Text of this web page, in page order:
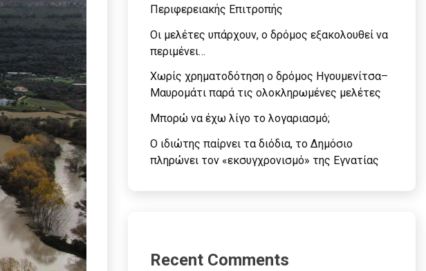
Περιφερειακής Επιτροπής
Οι μελέτες υπάρχουν, ο δρόμος εξακολουθεί να
περιμένει…
Χωρίς χρηματοδότηση ο δρόμος Ηγουμενίτσα–
Μαυρομάτι παρά τις ολοκληρωμένες μελέτες
Μπορώ να έχω λίγο το λογαριασμό;
Ο ιδιώτης παίρνει τα διόδια, το Δημόσιο
πληρώνει τον «εκσυγχρονισμό» της Εγνατίας
Recent Comments